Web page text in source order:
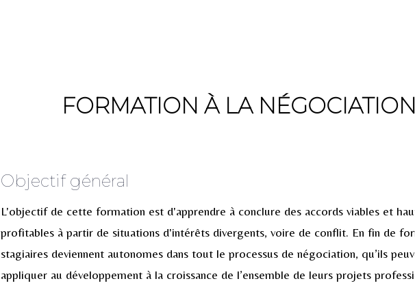
FORMATION À LA NÉGOCIATION
Objectif général
L'objectif de cette formation est d'apprendre à conclure des accords viables et
profitables à partir de situations d'intérêts divergents, voire de conflit. En fin de
stagiaires deviennent autonomes dans tout le processus de négociation, qu’ils
appliquer au développement à la croissance de l’ensemble de leurs projets